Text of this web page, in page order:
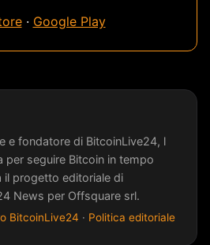
· Google Play
e fondatore di BitcoinLive24, l
per seguire Bitcoin in tempo
il progetto editoriale di
News per Offsquare srl.
BitcoinLive24 · Politica editoriale